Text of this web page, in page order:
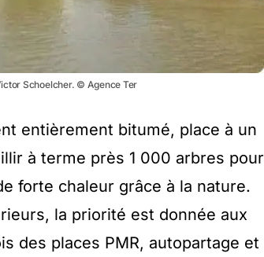
Schoelcher. © Agence Ter
entièrement bitumé, place à un
à terme près 1 000 arbres pour
forte chaleur grâce à la nature.
la priorité est donnée aux
des places PMR, autopartage et